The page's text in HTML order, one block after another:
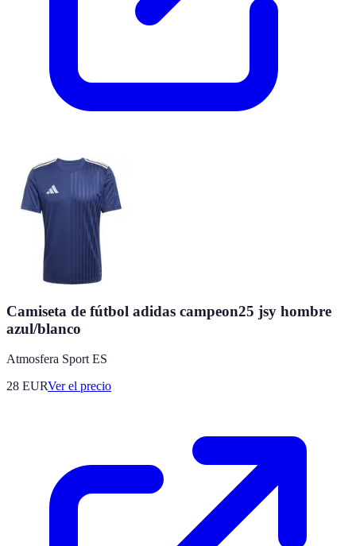
Camiseta de fútbol adidas campeon25 jsy hombre
azul/blanco
Atmosfera Sport ES
28 EURVer el precio